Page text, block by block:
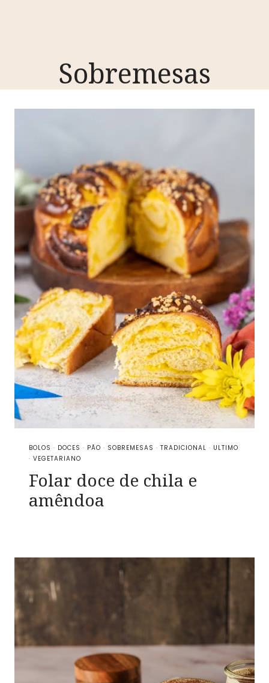
Sobremesas
BOLOS · DOCES · PÃO · SOBREMESAS · TRADICIONAL · ULTIMO
· VEGETARIANO
Folar doce de chila e
amêndoa